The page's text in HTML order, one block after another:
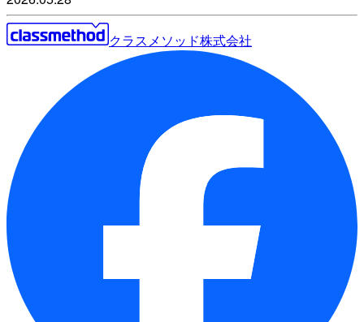
クラスメソッド株式会社